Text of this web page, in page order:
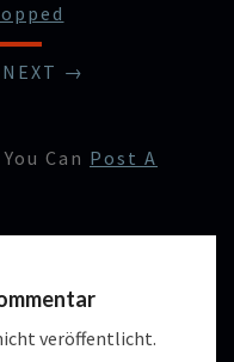
NEXT →
Can Post A
veröffentlicht.